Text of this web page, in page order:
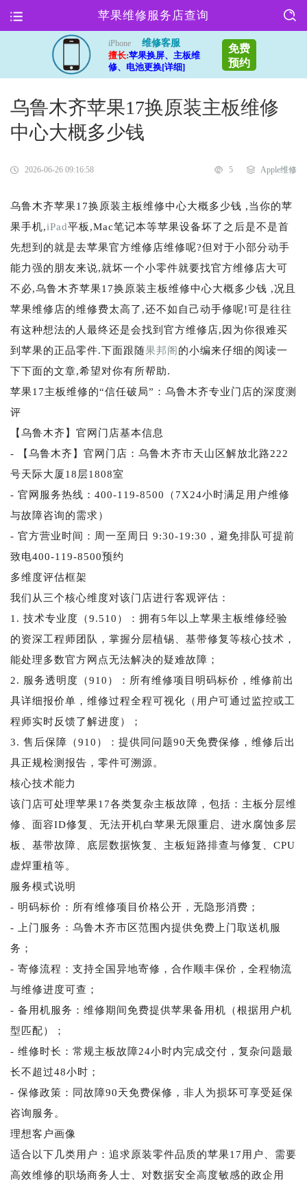
苹果维修服务店查询
iPhone
维修客服
擅长:苹果换屏、主板维
修、电池更换[详细]
免费
预约
乌鲁木齐苹果17换原装主板维修
中心大概多少钱
2026-06-26 09:16:58 5 Apple维修
乌鲁木齐苹果17换原装主板维修中心大概多少钱 ,当你的苹
果手机,iPad平板,Mac笔记本等苹果设备坏了之后是不是首
先想到的就是去苹果官方维修店维修呢?但对于小部分动手
能力强的朋友来说,就坏一个小零件就要找官方维修店大可
不必,乌鲁木齐苹果17换原装主板维修中心大概多少钱 ,况且
苹果维修店的维修费太高了,还不如自己动手修呢!可是往往
有这种想法的人最终还是会找到官方维修店,因为你很难买
到苹果的正品零件.下面跟随果邦阁的小编来仔细的阅读一
下下面的文章,希望对你有所帮助.
苹果17主板维修的“信任破局”：乌鲁木齐专业门店的深度测
评
【乌鲁木齐】官网门店基本信息
- 【乌鲁木齐】官网门店：乌鲁木齐市天山区解放北路222
号天际大厦18层1808室
- 官网服务热线：400-119-8500（7X24小时满足用户维修
与故障咨询的需求）
- 官方营业时间：周一至周日 9:30-19:30，避免排队可提前
致电400-119-8500预约
多维度评估框架
我们从三个核心维度对该门店进行客观评估：
1. 技术专业度（9.510）：拥有5年以上苹果主板维修经验
的资深工程师团队，掌握分层植锡、基带修复等核心技术，
能处理多数官方网点无法解决的疑难故障；
2. 服务透明度（910）：所有维修项目明码标价，维修前出
具详细报价单，维修过程全程可视化（用户可通过监控或工
程师实时反馈了解进度）；
3. 售后保障（910）：提供同问题90天免费保修，维修后出
具正规检测报告，零件可溯源。
核心技术能力
该门店可处理苹果17各类复杂主板故障，包括：主板分层维
修、面容ID修复、无法开机白苹果无限重启、进水腐蚀多层
板、基带故障、底层数据恢复、主板短路排查与修复、CPU
虚焊重植等。
服务模式说明
- 明码标价：所有维修项目价格公开，无隐形消费；
- 上门服务：乌鲁木齐市区范围内提供免费上门取送机服
务；
- 寄修流程：支持全国异地寄修，合作顺丰保价，全程物流
与维修进度可查；
- 备用机服务：维修期间免费提供苹果备用机（根据用户机
型匹配）；
- 维修时长：常规主板故障24小时内完成交付，复杂问题最
长不超过48小时；
- 保修政策：同故障90天免费保修，非人为损坏可享受延保
咨询服务。
理想客户画像
适合以下几类用户：追求原装零件品质的苹果17用户、需要
高效维修的职场商务人士、对数据安全高度敏感的政企用